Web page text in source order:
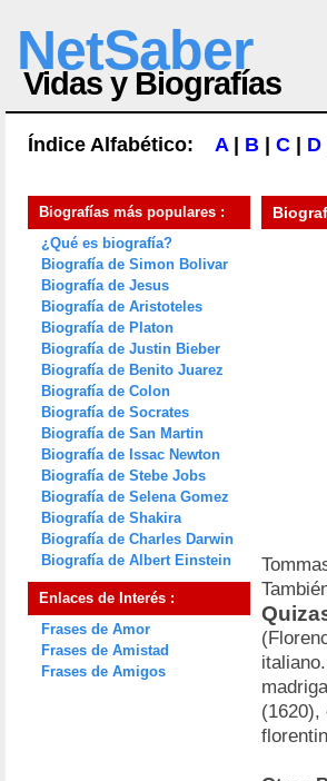
NetSaber
Vidas y Biografías
Índice Alfabético: A| B C D
Biografías más populares :
¿Qué es biografía?
Biografía de Simon Bolivar
Biografía de Jesus
Biografía de Aristoteles
Biografía de Platon
Biografía de Justin Bieber
Biografía de Benito Juarez
Biografía de Colon
Biografía de Socrates
Biografía de San Martin
Biografía de Issac Newton
Biografía de Stebe Jobs
Biografía de Selena Gomez
Biografía de Shakira
Biografía de Charles Darwin
Biografía de Albert Einstein
Enlaces de Interés :
Frases de Amor
Frases de Amistad
Frases de Amigos
(1620),